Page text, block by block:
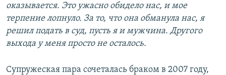
оказывается. Это ужасно обидело нас, и мое
терпение лопнуло. За то, что она обманула нас, я
решил подать в суд, пусть я и мужчина. Другого
выхода у меня просто не осталось.
Супружеская пара сочеталась браком в 2007 году,